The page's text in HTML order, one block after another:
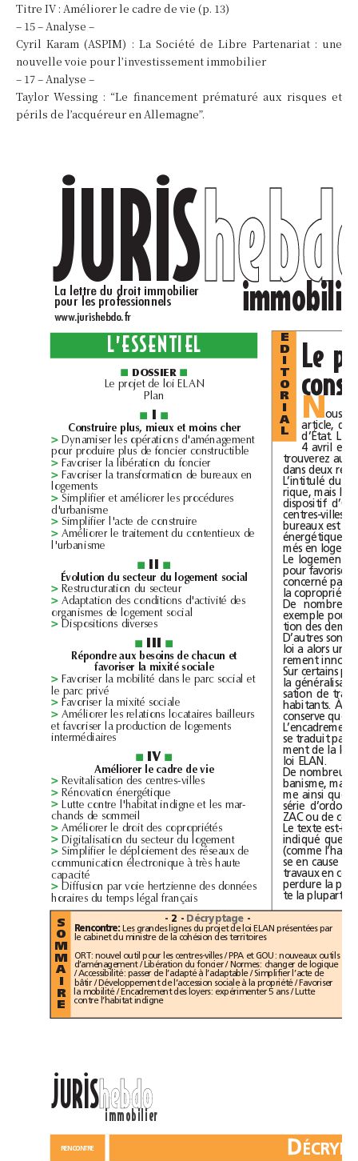
Titre IV : Améliorer le cadre de vie (p. 13)
– 15 – Analyse –
Cyril Karam (ASPIM) : La Société de Libre Partenariat : une
nouvelle voie pour l’investissement immobilier
– 17 – Analyse –
Taylor Wessing : “Le financement prématuré aux risques et
périls de l’acquéreur en Allemagne”.
dossier
Le projet de l oi ELAN
Pl an
Construire plus, mieux et moins cher
> Dynamiser es opérations d 'aménagement
pour pro d uire pl us de foncier constructi bl e
> Favoriser la li bération du foncier
> Favoriser a transformation de b ureaux en
l ogements
> Simp l ifier et amél iorer l es procéd ures
d 'ur
b anisme
> Simp l ifier l 'acte de construire
> Amél iorer le traitement du contentieux de
'ur anisme
Évolution du secteur du logement social
> Restructuration du secteur
> Ad aptation d es con d itions d 'activité d es
organismes de ogement socia l
> Dispositions d iverses
Répondre aux besoins de chacun
et
favoriser la mixité sociale
> Favoriser la mo b
i l ité d ans le parc socia l et
e parc privé
> Favoriser la mixité socia le
> Amél iorer l es re l ations l ocataires bai
ll eurs
et favoriser a pro d uction de ogements
interméd iaires
iV
Améliorer le cadre de vie
> Revita
l isation d es centres-vi ll es
> Rénovation énergétique
> Lutte contre '
a itat in d igne et es mar-
ch
and s de sommei l
> Amél iorer le d roit d es copropriétés
> Digita
l isation du secteur du ogement
> Simp l ifier le dép
l oiement d es réseaux de
communication él ectronique à très h aute
capacité
> Diffusion par voie h ertzienne d es d onnées
h oraires du temps léga l français
Le
N
ous
article,
d’État.
Le
trouverez
dans
deux
L’intitulé
du
rique,
mais
dispositif
centres-villes
bureaux
est
énergétique
més
en
Le
pour
concerné
la
De
exemple
tion
des
D’autres
loi a alors
un
rement
Sur
certains
la
sation
de
habitants. À
conserve que
se
traduit
ment de la
loi
ELAN.
De
banisme,
me ainsi que
série
ZAC ou de
Le texte
indiqué
que
(comme
se en cause
travaux
en
perdure la
te la plupart
JURIS
La lettre du droit immobilier
pour les professionnels
www.jurishebdo.fr
L’ESSENTIEL
.
.
- 2 - Décryptage -
Rencontre: Les grandes lignes du projet de loi ELAN présentées
par
le
cabinet du ministre de la cohésion des
territoires
ORT:
nouvel outil pour les centres-villes/ PPA et GOU: nouveaux outils
d’aménagement/ Libération du foncier/ Normes: changer de logique
/ Accessibilité: passer de l’adaptéà l’adaptable/ Simplifier l’acte
de
bâtir/ Développement de l’accession socialeà la propriété/
Favoriser
la
mobilité/ Encadrement des loyers: expérimenter5 ans/
Lutte
contre
l’habitat indigne
S
O
M
M
A
R
E
E
D
T
O
R
A
L
JURIS hebdo
immobilier
ll
PROJET D
RENCONTRE